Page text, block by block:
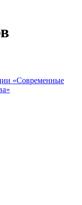
«Современные